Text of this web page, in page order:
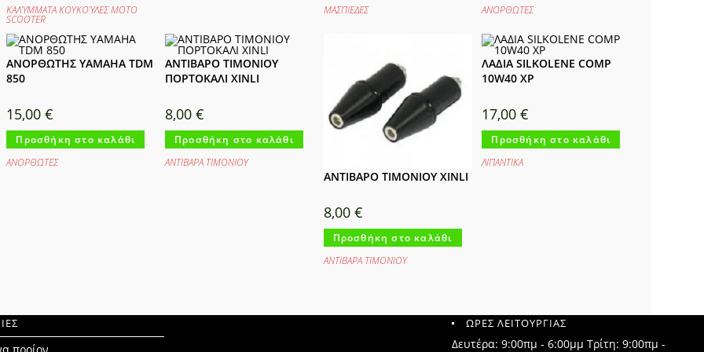
ΚΑΛΎΜΜΑΤΑ ΚΟΥΚΟΎΛΕΣ ΜΟΤΟ
SCOOTER
ΜΑΣΠΙΕΔΕΣ
ΑΝΟΡΘΩΤΕΣ
ΑΝΟΡΘΩΤΗΣ YAMAHA TDM
850
15,00€
Προσθήκη στο καλάθι
ΑΝΟΡΘΩΤΕΣ
ΑΝΤΙΒΑΡΟ ΤΙΜΟΝΙΟΥ
ΠΟΡΤΟΚΑΛΙ XINLI
8,00€
Προσθήκη στο καλάθι
ΑΝΤΙΒΑΡΑ ΤΙΜΟΝΙΟΥ
ΑΝΤΙΒΑΡΟ ΤΙΜΟΝΙΟΥ XINLI
8,00 €
Προσθήκη στο καλάθι
ΑΝΤΙΒΑΡΑ ΤΙΜΟΝΙΟΥ
ΛΑΔΙΑ SILKOLENE COMP
10W40 XP
17,00€
Προσθήκη στο καλάθι
ΛΙΠΑΝΤΙΚΑ
ΩΡΕΣ ΛΕΙΤΟΥΡΓΙΑΣ
Δευτέρα: 9:00πμ - 6:00μμ Τρίτη: 9:00πμ -